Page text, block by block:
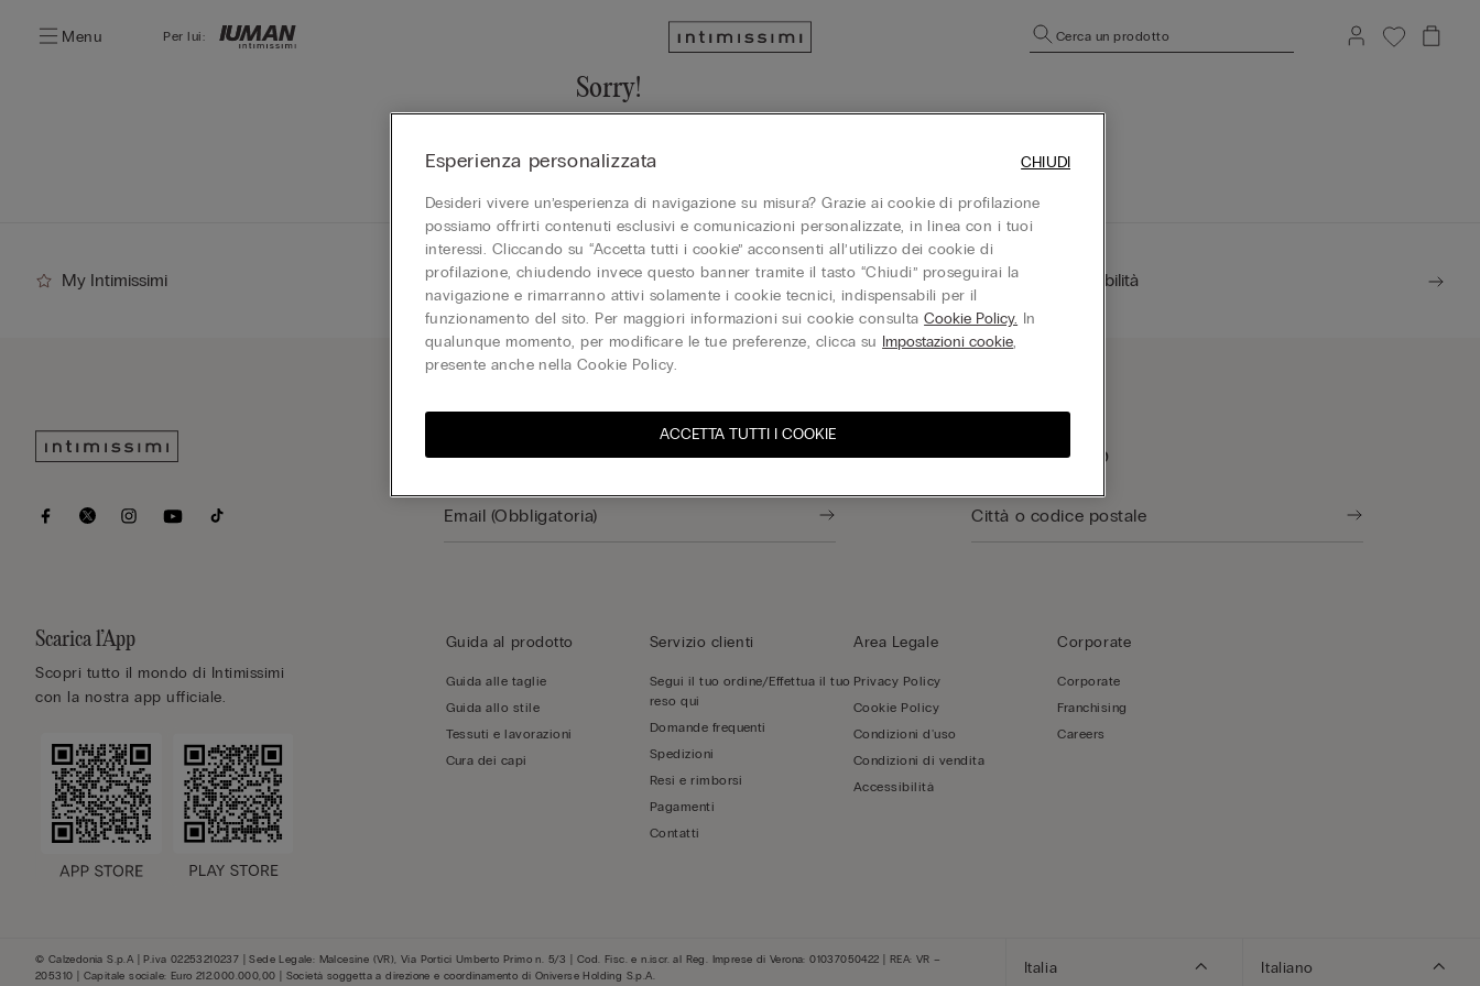
Menu Per lui: Cerca un prodotto
Sorry!
My Intimissimi Gift Card Sostenibilità
Scarica l’App
Scopri tutto il mondo di Intimissimi
con la nostra app ufficiale.
Iscriviti alla newsletter Trova un negozio
Guida al prodotto
Guida alle taglie
Guida allo stile
Tessuti e lavorazioni
Cura dei capi
Servizio clienti
Segui il tuo ordine/Effettua il tuo
reso qui
Domande frequenti
Spedizioni
Resi e rimborsi
Pagamenti
Contatti
Area Legale
Privacy Policy
Cookie Policy
Condizioni d'uso
Condizioni di vendita
Accessibilità
Corporate
Corporate
Franchising
Careers
© Calzedonia S.p.A | P.iva 02253210237 | Sede Legale: Malcesine (VR), Via Portici Umberto Primo n. 5/3 | Cod. Fisc. e n.iscr. al Reg. Imprese di Verona: 01037050422 | REA: VR –
205310 | Capitale sociale: Euro 212.000.000,00 | Società soggetta a direzione e coordinamento di Oniverse Holding S.p.A.
Italia Italiano
Esperienza personalizzata
Desideri vivere un’esperienza di navigazione su misura? Grazie ai cookie di profilazione
possiamo offrirti contenuti esclusivi e comunicazioni personalizzate, in linea con i tuoi
interessi. Cliccando su “Accetta tutti i cookie” acconsenti all’utilizzo dei cookie di
profilazione, chiudendo invece questo banner tramite il tasto “Chiudi” proseguirai la
navigazione e rimarranno attivi solamente i cookie tecnici, indispensabili per il
funzionamento del sito. Per maggiori informazioni sui cookie consultaCookie Policy. In
qualunque momento, per modificare le tue preferenze, clicca su Impostazioni cookie,
presente anche nella Cookie Policy.
ACCETTA TUTTI I COOKIE
CHIUDI